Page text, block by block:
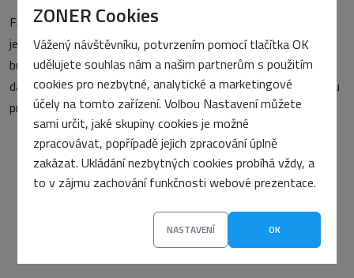
ZONER Cookies
Vážený návštěvníku, potvrzením pomocí tlačítka OK
udělujete souhlas nám a našim partnerům s použitím
cookies pro nezbytné, analytické a marketingové
účely na tomto zařízení. Volbou Nastavení můžete
sami určit, jaké skupiny cookies je možné
zpracovávat, popřípadě jejich zpracování úplně
zakázat. Ukládání nezbytných cookies probíhá vždy, a
to v zájmu zachování funkčnosti webové prezentace.
NASTAVENÍ OK
Firmy navíc potřebují jistotu, že kód splňuje jejich standardy a
je stabilní v produkčním prostředí. Proto se očekává, že i když
budou modely stále schopnější, budou fungovat v rámci jasně
daných mantinelů. Budoucnost vývoje tak směřuje k chytrému
propojení člověka a AI, nikoliv k plné autonomii.
PŘEDCHOZÍ ČLÁNEK
DALŠÍ ČLÁNEK
Prompt engineering: Nové řemeslo digitální éry